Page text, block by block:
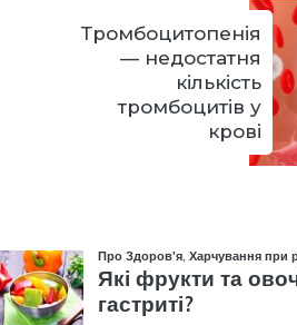
Тромбоцитопенія
— недостатня
кількість
тромбоцитів у
крові